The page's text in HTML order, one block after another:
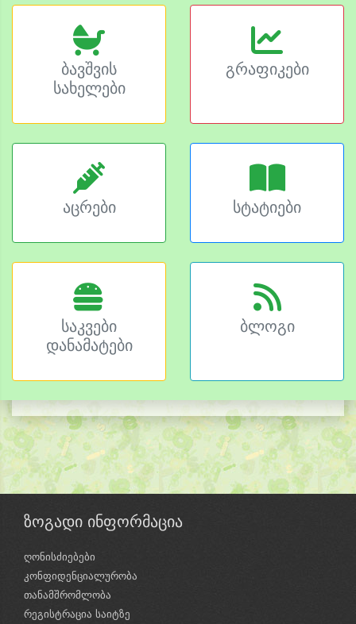
ბავშვის
სახელები
გრაფიკები
აცრები სტატიები
საკვები
დანამატები
ბლოგი
ზოგადი ინფორმაცია
ღონისძიებები
კონფიდენციალურობა
თანამშრომლობა
რეგისტრაცია საიტზე